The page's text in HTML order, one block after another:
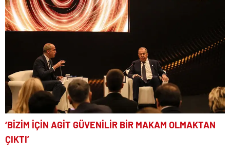
‘BİZİM İÇİN AGİT GÜVENİLİR BİR MAKAM OLMAKTAN
ÇIKTI’